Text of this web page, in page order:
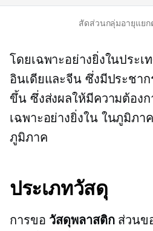
สัดส่วนกลุ่มอายุแย
โดยเฉพาะอย่างยิ่งในประ
อินเดียและจีน ซึ่งมีประชา
ขึ้น ซึ่งส่งผลให้มีความต้องก
เฉพาะอย่างยิ่งใน ในภูมิภา
ภูมิภาค
ประเภทวัสดุ
การขอ วัสดุพลาสติกส่วนข